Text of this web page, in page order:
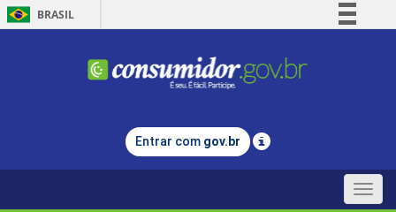
BRASIL
Comunica BR
Legislação
Entrar com gov.br
Toggle